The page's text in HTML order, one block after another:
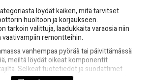
löydät kaiken, mitä tarvitset
huoltoon ja korjaukseen.
tarkoin valittuja, laadukkaita varaosia niin
remontteihin.
vanhempaa pyörää tai päivittämässä
meiltä löydät oikeat komponentit
Selkeät tuotetiedot ja suodattimet
juuri omaan moottoriisi sopivat osat.